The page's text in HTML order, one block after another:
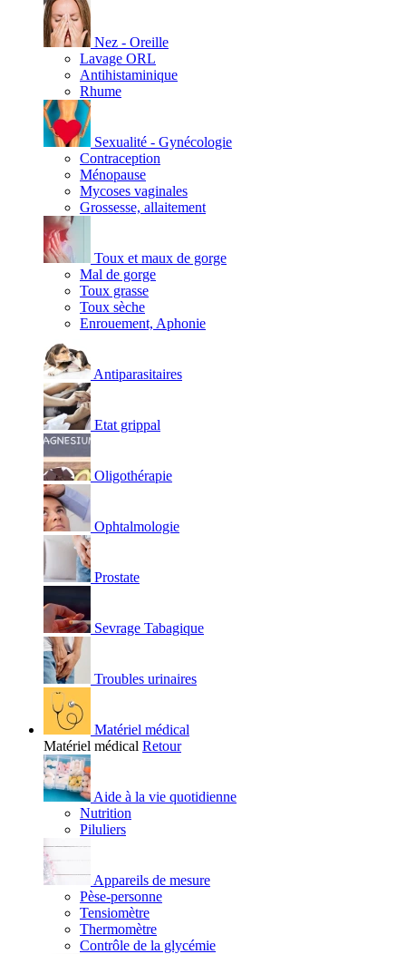
Nez - Oreille
Lavage ORL
Antihistaminique
Rhume
Sexualité - Gynécologie
Contraception
Ménopause
Mycoses vaginales
Grossesse, allaitement
Toux et maux de gorge
Mal de gorge
Toux grasse
Toux sèche
Enrouement, Aphonie
Antiparasitaires
Etat grippal
Oligothérapie
Ophtalmologie
Prostate
Sevrage Tabagique
Troubles urinaires
Matériel médical
Matériel médical Retour
Aide à la vie quotidienne
Nutrition
Piluliers
Appareils de mesure
Pèse-personne
Tensiomètre
Thermomètre
Contrôle de la glycémie